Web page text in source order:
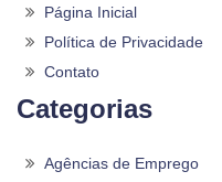
Página Inicial
Política de Privacidade
Contato
Categorias
Agências de Emprego